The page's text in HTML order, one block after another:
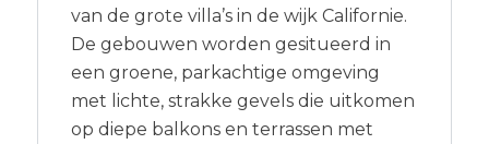
van de grote villa’s in de wijk Californie.
De gebouwen worden gesitueerd in
een groene, parkachtige omgeving
met lichte, strakke gevels die uitkomen
op diepe balkons en terrassen met